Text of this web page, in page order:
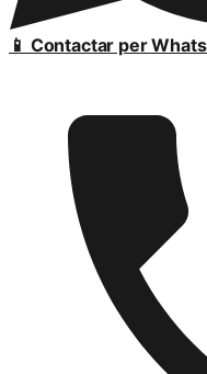
📱 Contactar per